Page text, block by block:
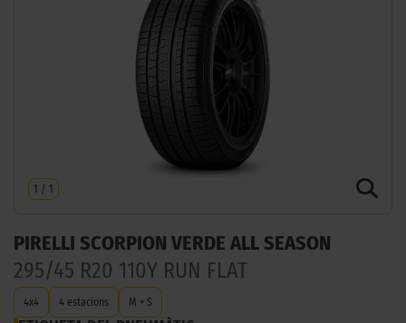
1 / 1
PIRELLI SCORPION VERDE ALL SEASON
295/45 R20 110Y RUN FLAT
4x4 4 estacions M + S